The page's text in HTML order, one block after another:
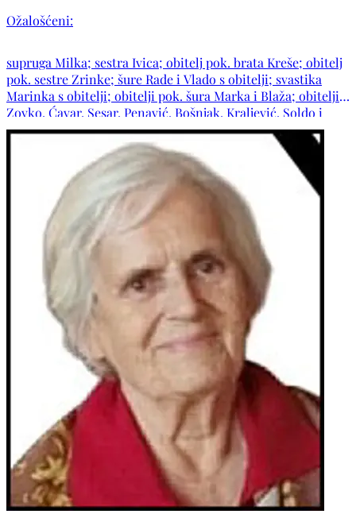
Ožalošćeni:
supruga Milka; sestra Ivica; obitelj pok. brata Kreše; obitelj
pok. sestre Zrinke; šure Rade i Vlado s obitelji; svastika
Marinka s obitelji; obitelji pok. šura Marka i Blaža; obitelji:
Zovko, Ćavar, Sesar, Penavić, Bošnjak, Kraljević, Soldo i
Medić te ostala rodbina, susjedi i prijatelji.